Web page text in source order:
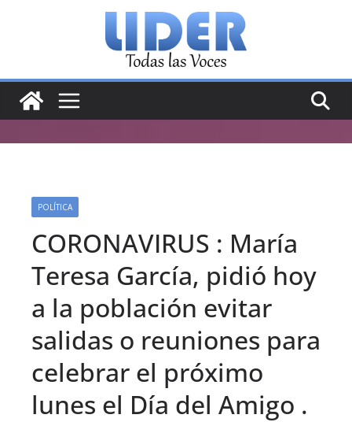
POLÍTICA
CORONAVIRUS : María
Teresa García, pidió hoy
a la población evitar
salidas o reuniones para
celebrar el próximo
lunes el Día del Amigo .